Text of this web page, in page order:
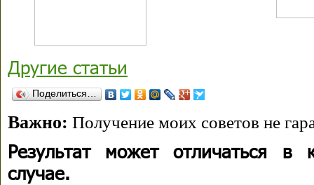
Другие статьи
Поделиться…
Важно: Получение моих советов не
Результат может отличаться в
случае.